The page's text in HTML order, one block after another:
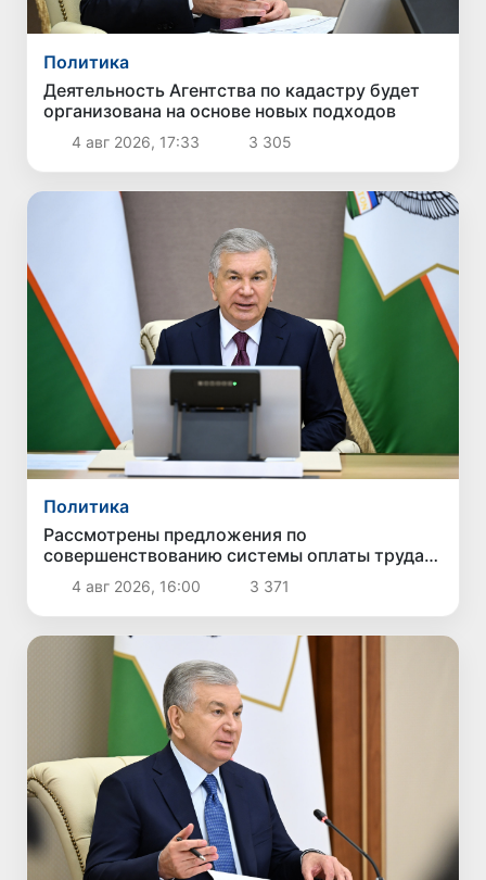
Политика
Деятельность Агентства по кадастру будет
организована на основе новых подходов
4 авг 2026, 17:33 3 305
Политика
Рассмотрены предложения по
совершенствованию системы оплаты труда
государственных служащих
4 авг 2026, 16:00 3 371